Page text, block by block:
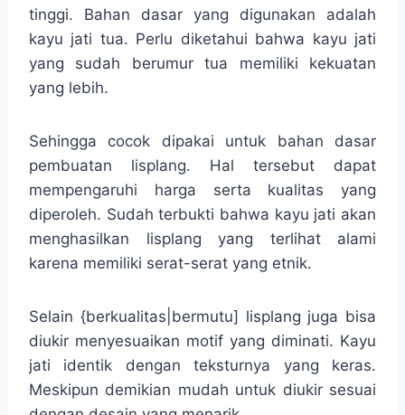
tinggi. Bahan dasar yang digunakan adalah
kayu jati tua. Perlu diketahui bahwa kayu jati
yang sudah berumur tua memiliki kekuatan
yang lebih.
Sehingga cocok dipakai untuk bahan dasar
pembuatan lisplang. Hal tersebut dapat
mempengaruhi harga serta kualitas yang
diperoleh. Sudah terbukti bahwa kayu jati akan
menghasilkan lisplang yang terlihat alami
karena memiliki serat-serat yang etnik.
Selain {berkualitas|bermutu] lisplang juga bisa
diukir menyesuaikan motif yang diminati. Kayu
jati identik dengan teksturnya yang keras.
Meskipun demikian mudah untuk diukir sesuai